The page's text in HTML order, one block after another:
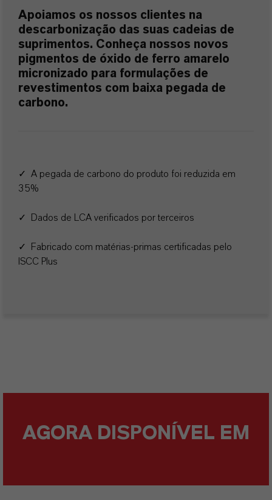
Apoiamos os nossos clientes na
descarbonização das suas cadeias de
suprimentos. Conheça nossos novos
pigmentos de óxido de ferro amarelo
micronizado para formulações de
revestimentos com baixa pegada de
carbono.
✓ A pegada de carbono do produto foi reduzida em
35%
✓ Dados de LCA verificados por terceiros
✓ Fabricado com matérias-primas certificadas pelo
ISCC Plus
AGORA DISPONÍVEL EM